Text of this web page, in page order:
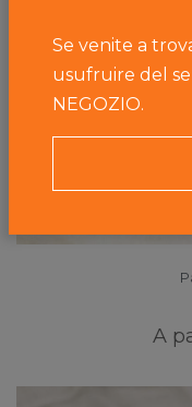
A
Se venite a
usufruire del
NEGOZIO.